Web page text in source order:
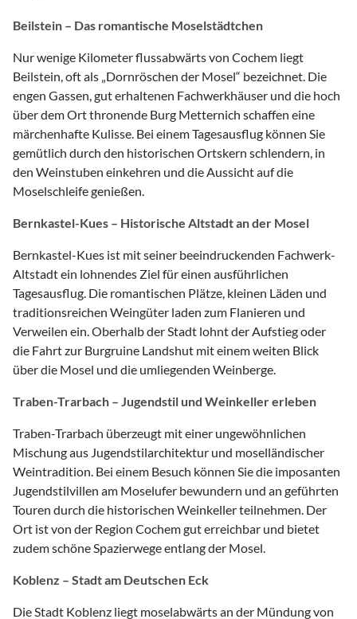
Beilstein – Das romantische Moselstädtchen
Nur wenige Kilometer flussabwärts von Cochem liegt
Beilstein, oft als „Dornröschen der Mosel“ bezeichnet. Die
engen Gassen, gut erhaltenen Fachwerkhäuser und die hoch
über dem Ort thronende Burg Metternich schaffen eine
märchenhafte Kulisse. Bei einem Tagesausflug können Sie
gemütlich durch den historischen Ortskern schlendern, in
den Weinstuben einkehren und die Aussicht auf die
Moselschleife genießen.
Bernkastel-Kues – Historische Altstadt an der Mosel
Bernkastel-Kues ist mit seiner beeindruckenden Fachwerk-
Altstadt ein lohnendes Ziel für einen ausführlichen
Tagesausflug. Die romantischen Plätze, kleinen Läden und
traditionsreichen Weingüter laden zum Flanieren und
Verweilen ein. Oberhalb der Stadt lohnt der Aufstieg oder
die Fahrt zur Burgruine Landshut mit einem weiten Blick
über die Mosel und die umliegenden Weinberge.
Traben-Trarbach – Jugendstil und Weinkeller erleben
Traben-Trarbach überzeugt mit einer ungewöhnlichen
Mischung aus Jugendstilarchitektur und moselländischer
Weintradition. Bei einem Besuch können Sie die imposanten
Jugendstilvillen am Moselufer bewundern und an geführten
Touren durch die historischen Weinkeller teilnehmen. Der
Ort ist von der Region Cochem gut erreichbar und bietet
zudem schöne Spazierwege entlang der Mosel.
Koblenz – Stadt am Deutschen Eck
Die Stadt Koblenz liegt moselabwärts an der Mündung von